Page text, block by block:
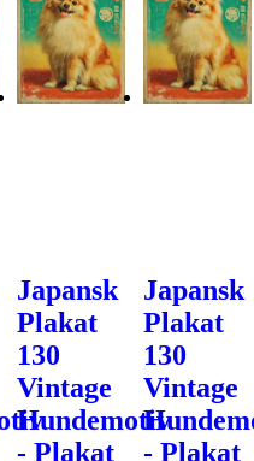
Japansk
Plakat
130
Vintage
Hundemotiv
- Plakat
Japansk
Plakat
130
Vintage
- Plakat